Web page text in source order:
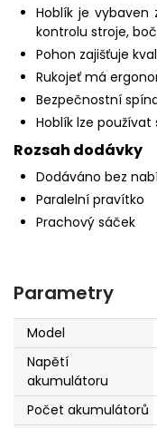
Hoblík je
kontrolu stroje,
Pohon zajišťuje
Rukojeť má
Bezpečnostní
Hoblík lze
Rozsah dodávky
Dodáváno bez
Paralelní pravítko
Prachový sáček
Parametry
Model
Napětí
akumulátoru
Počet akumulátorů